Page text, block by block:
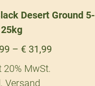
Desert Ground 5-
25kg
– €31,99
20% MwSt.
Versand